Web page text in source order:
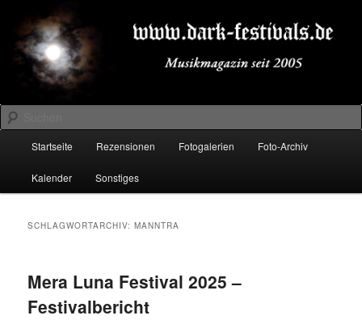
primären
Inhalt
springen
sekundären
Inhalt
springenDARK-FESTIVALS.DE
Suchen
Startseite Rezensionen Fotogalerien Foto-Archiv
Kalender Sonstiges
SCHLAGWORTARCHIV:MANNTRA
Mera Luna Festival 2025 –
Festivalbericht